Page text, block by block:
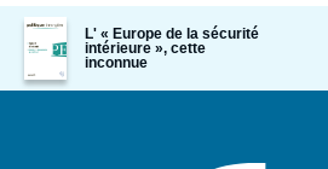
Image
de
couverture
de
L' « Europe de la sécurité
intérieure », cette
inconnue